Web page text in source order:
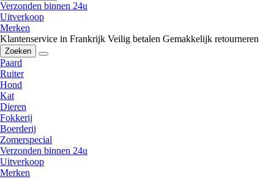
Verzonden binnen 24u
Uitverkoop
Merken
Klantenservice in Frankrijk Veilig betalen Gemakkelijk retourneren
Zoeken
Paard
Ruiter
Hond
Kat
Dieren
Fokkerij
Boerderij
Zomerspecial
Verzonden binnen 24u
Uitverkoop
Merken